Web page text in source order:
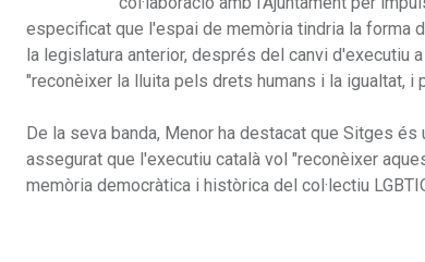
especificat que l'espai de memòria tindria la forma
la legislatura anterior, després del canvi d'executiu
"reconèixer la lluita pels drets humans i la igualtat, i
De la seva banda, Menor ha destacat que Sitges
assegurat que l'executiu català vol "reconèixer
memòria democràtica i històrica del col·lectiu